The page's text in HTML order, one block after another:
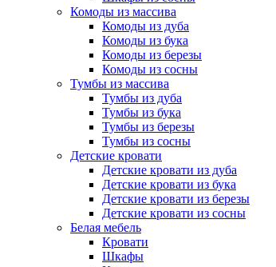
Комоды из массива
Комоды из дуба
Комоды из бука
Комоды из березы
Комоды из сосны
Тумбы из массива
Тумбы из дуба
Тумбы из бука
Тумбы из березы
Тумбы из сосны
Детские кровати
Детские кровати из дуба
Детские кровати из бука
Детские кровати из березы
Детские кровати из сосны
Белая мебель
Кровати
Шкафы